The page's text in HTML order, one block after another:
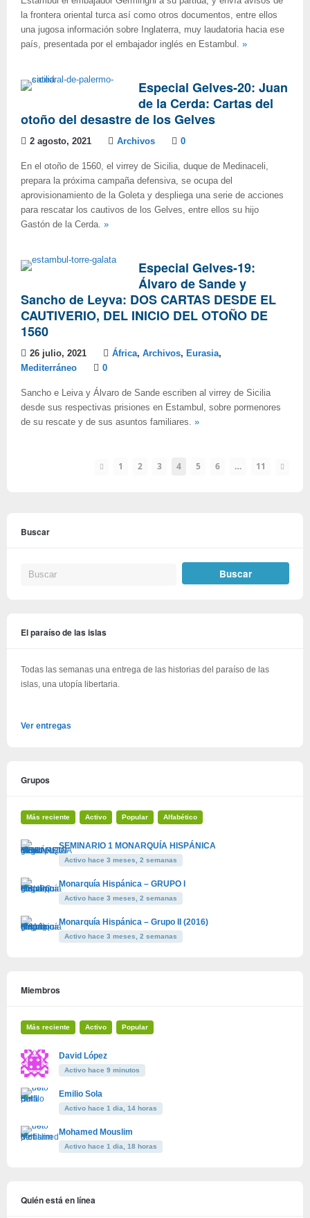
la frontera oriental turca así como otros documentos, entre ellos
una jugosa información sobre Inglaterra, muy laudatoria hacia ese
país, presentada por el embajador inglés en Estambul. »
Especial Gelves-20: Juan
de la Cerda: Cartas del
otoño del desastre de los Gelves
2 agosto, 2021 Archivos 0
En el otoño de 1560, el virrey de Sicilia, duque de Medinaceli,
prepara la próxima campaña defensiva, se ocupa del
aprovisionamiento de la Goleta y despliega una serie de acciones
para rescatar los cautivos de los Gelves, entre ellos su hijo
Gastón de la Cerda. »
Especial Gelves-19:
Álvaro de Sande y
Sancho de Leyva: DOS CARTAS DESDE EL
CAUTIVERIO, DEL INICIO DEL OTOÑO DE
1560
26 julio, 2021 África, Archivos, Eurasia,
Mediterráneo
0
Sancho e Leiva y Álvaro de Sande escriben al virrey de Sicilia
desde sus respectivas prisiones en Estambul, sobre pormenores
de su rescate y de sus asuntos familiares. »
1 2 3 4 5 6 … 11
Buscar
El paraíso de las islas
Todas las semanas una entrega de las historias del paraíso de las
islas, una utopía libertaria.
Ver entregas
Grupos
Más reciente Activo Popular Alfabético
SEMINARIO 1 MONARQUÍA HISPÁNICA
Activo hace 3 meses, 2 semanas
Monarquía Hispánica – GRUPO I
Activo hace 3 meses, 2 semanas
Monarquía Hispánica – Grupo II (2016)
Activo hace 3 meses, 2 semanas
Miembros
Más reciente Activo Popular
David López
Activo hace 9 minutos
Emilio Sola
Activo hace 1 dia, 14 horas
Mohamed Mouslim
Activo hace 1 dia, 18 horas
Quién está en línea